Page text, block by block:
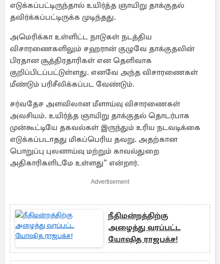
எடுக்கப்பட்டிருந்தால் உயிர்த்த ஞாயிறு தாக்குதல்
தவிர்க்கப்பட்டிருக்க முடிந்தது.
அமெரிக்கா உள்ளிட்ட நாடுகள் நடத்திய
விசாரணைகளிலும் சஹரான் குழுவே தாக்குதலின்
பிரதான சூத்திரதாரிகள் என தெளிவாக
குறிப்பிடப்பட்டுள்ளது. எனவே அந்த விசாரணைகள்
மீண்டும் பரிசீலிக்கப்பட வேண்டும்.
சர்வதேச அளவிலான மீளாய்வு விசாரணைகள்
அவசியம். உயிர்த்த ஞாயிறு தாக்குதல் தொடர்பாக
முன்கூட்டியே தகவல்கள் இருந்தும் உரிய நடவடிக்கை
எடுக்கப்படாதது மிகப்பெரிய தவறு. அதற்கான
பொறுப்பு புலனாய்வு மற்றும் காவல்துறை
அதிகாரிகளிடமே உள்ளது” என்றார்.
Advertisement
நீதிமன்றத்திற்கு
அழைத்து வரப்பட்ட
யோஷித ராஜபக்ச!